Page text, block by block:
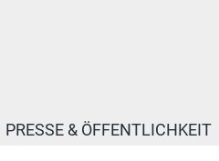
PRESSE & ÖFFENTLICHKEIT